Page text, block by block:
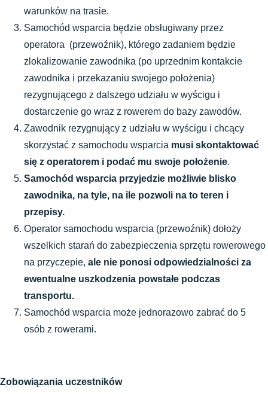
warunków na trasie.
Samochód wsparcia będzie obsługiwany przez
operatora  (przewoźnik), którego zadaniem będzie
zlokalizowanie zawodnika (po uprzednim kontakcie
zawodnika i przekazaniu swojego położenia)
rezygnującego z dalszego udziału w wyścigu i
dostarczenie go wraz z rowerem do bazy zawodów.
Zawodnik rezygnujący z udziału w wyścigu i chcący
skorzystać z samochodu wsparcia musi skontaktować
się z operatorem i podać mu swoje położenie.
Samochód wsparcia przyjedzie możliwie blisko
zawodnika, na tyle, na ile pozwoli na to teren i
przepisy.
Operator samochodu wsparcia (przewoźnik) dołoży
wszelkich starań do zabezpieczenia sprzętu rowerowego
na przyczepie, ale nie ponosi odpowiedzialności za
ewentualne uszkodzenia powstałe podczas
transportu.
Samochód wsparcia może jednorazowo zabrać do 5
osób z rowerami.
Zobowiązania uczestników